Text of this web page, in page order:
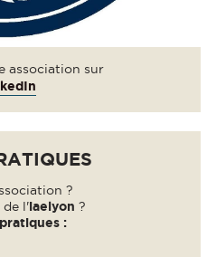
association sur
?
de l'iaelyon ?
: